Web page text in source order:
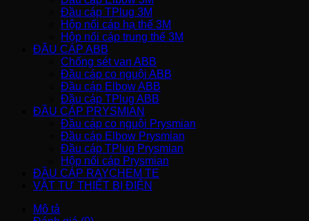
Đầu cáp TPlug 3M
Hộp nối cáp hạ thế 3M
Hộp nối cáp trung thế 3M
ĐẦU CÁP ABB
Chống sét van ABB
Đầu cáp co nguội ABB
Đầu cáp Elbow ABB
Đầu cáp TPlug ABB
ĐẦU CÁP PRYSMIAN
Đầu cáp co nguội Prysmian
Đầu cáp Elbow Prysmian
Đầu cáp TPlug Prysmian
Hộp nối cáp Prysmian
ĐẦU CÁP RAYCHEM TE
VẬT TƯ THIẾT BỊ ĐIỆN
Mô tả